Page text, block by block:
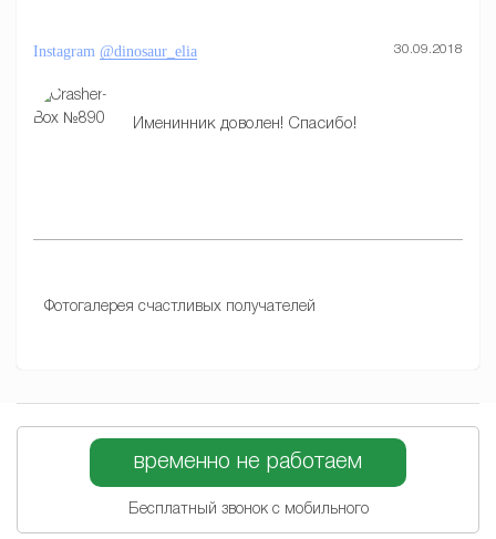
Instagram @dinosaur_elia 30.09.2018
Именинник доволен! Спасибо!
Фотогалерея счастливых получателей
временно не работаем
Бесплатный звонок с мобильного